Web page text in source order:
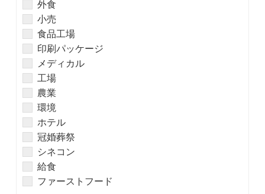
外食
小売
食品工場
印刷パッケージ
メディカル
工場
農業
環境
ホテル
冠婚葬祭
シネコン
給食
ファーストフード